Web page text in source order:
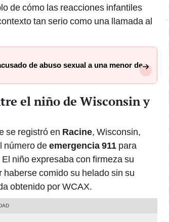
de cómo las reacciones infantiles
tan serio como una llamada al
de abuso sexual a una menor de
el niño de Wisconsin y
se registró en Racine, Wisconsin,
número deemergencia 911 para
niño expresaba con firmeza su
comido su helado sin su
obtenido por WCAX.